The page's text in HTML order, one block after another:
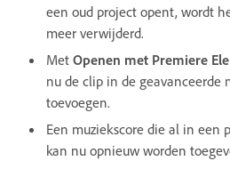
een oud project opent, wordt
meer verwijderd.
Met Openen met Premiere
nu de clip in de geavanceerde
toevoegen.
Een muziekscore die al in een
kan nu opnieuw worden